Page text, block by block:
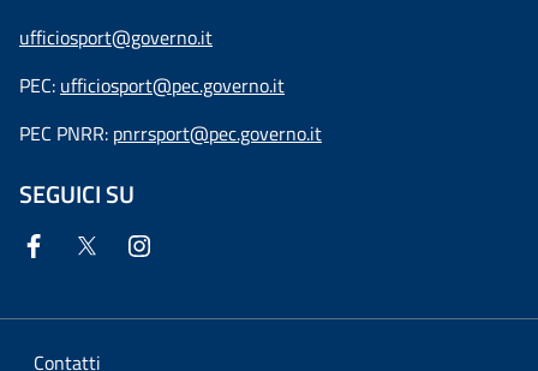
ufficiosport@governo.it
PEC: ufficiosport@pec.governo.it
PEC PNRR: pnrrsport@pec.governo.it
SEGUICI SU
Contatti